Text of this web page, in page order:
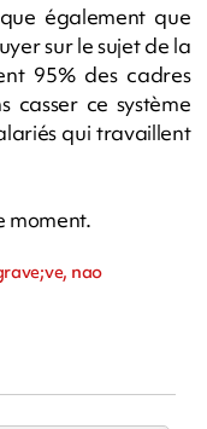
également que
sur le sujet de la
95% des cadres
casser ce système
qui travaillent
moment.
nao